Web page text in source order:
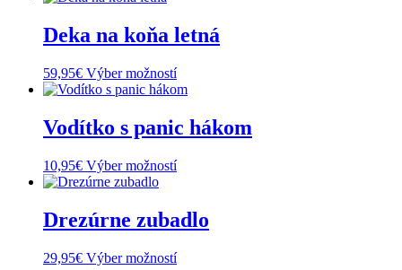
viacero
variantov.
si
môžete
na
stránke
produktu.
Deka na koňa letná
59,95€ Výber možnostíTento
produkt
viacero
variantov.
si
na
stránke
produktu.
Vodítko s panic hákom
10,95€ Výber možnostíTento
viacero
variantov.
si
Drezúrne zubadlo
29,95€ Výber možnostíTento